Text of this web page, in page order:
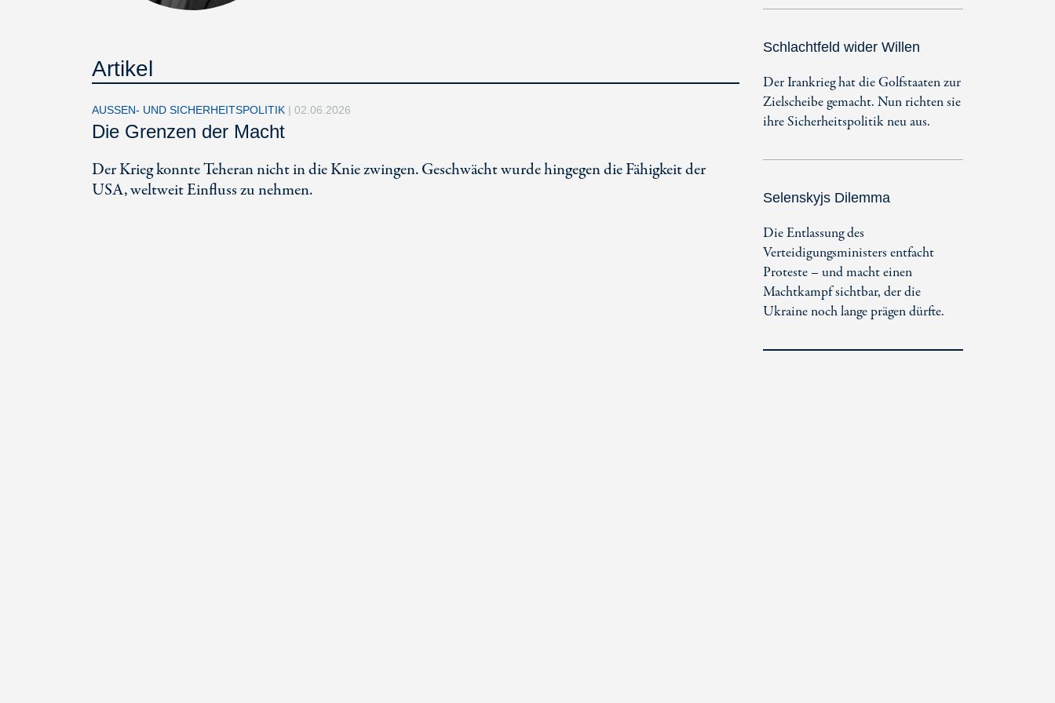
Artikel
AUSSEN- UND SICHERHEITSPOLITIK | 02.06.2026
Die Grenzen der Macht
Der Krieg konnte Teheran nicht in die Knie zwingen. Geschwächt wurde hingegen die Fähigkeit der
USA, weltweit Einfluss zu nehmen.
Schlachtfeld wider Willen
Der Irankrieg hat die Golfstaaten zur
Zielscheibe gemacht. Nun richten sie
ihre Sicherheitspolitik neu aus.
Selenskyjs Dilemma
Die Entlassung des
Verteidigungsministers entfacht
Proteste – und macht einen
Machtkampf sichtbar, der die
Ukraine noch lange prägen dürfte.